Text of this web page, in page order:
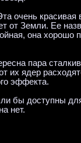
очень
от Земли. Ее
она
пара
их ядер
эффекта.
бы доступны
нет.